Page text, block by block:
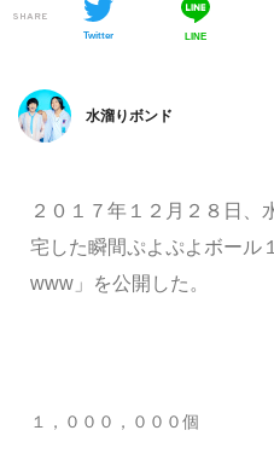
SHARE
Twitter LINE
水溜りボンド
２０１７年１２月２８日、
宅した瞬間ぷよぷよボール
www」を公開した。
１，０００，０００個